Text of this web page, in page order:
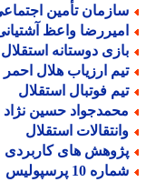
تأمین اجتماعی
واعظ آشتیانی
دوستانه استقلال
ارزیاب هلال احمر
فوتبال استقلال
حسین نژاد
استقلال
های کاربردی
10 پرسپولیس